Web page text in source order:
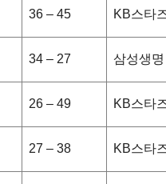
36 – 45 KB스타
34 – 27 삼성생명
26 – 49 KB스타
27 – 38 KB스타